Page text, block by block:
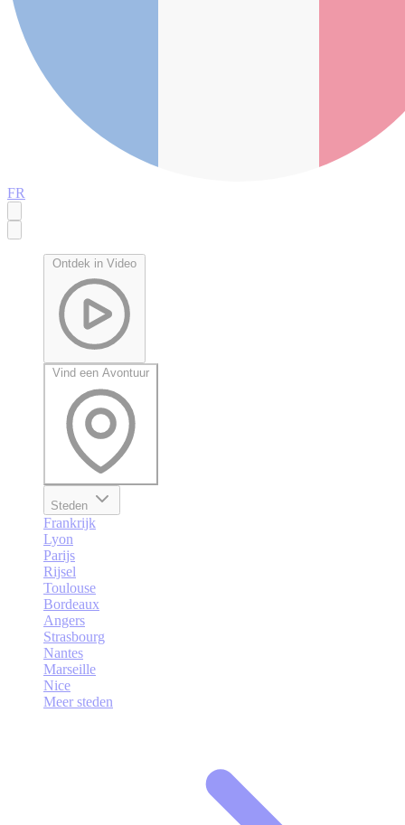
FR
Ontdek in Video
Vind een Avontuur
Steden
Frankrijk
Lyon
Parijs
Rijsel
Toulouse
Bordeaux
Angers
Strasbourg
Nantes
Marseille
Nice
Meer steden